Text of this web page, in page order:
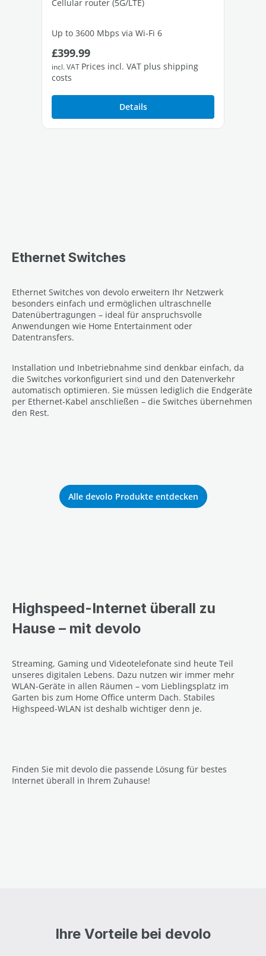
Cellular router (5G/LTE)
Up to 3600 Mbps via Wi-Fi 6
Insert a SIM card and start surfing
Regular price:
£399.99
incl. VAT Prices incl. VAT plus shipping
costs
Details
Ethernet Switches
Ethernet Switches von devolo erweitern Ihr Netzwerk
besonders einfach und ermöglichen ultraschnelle
Datenübertragungen – ideal für anspruchsvolle
Anwendungen wie Home Entertainment oder
Datentransfers.
Installation und Inbetriebnahme sind denkbar einfach, da
die Switches vorkonfiguriert sind und den Datenverkehr
automatisch optimieren. Sie müssen lediglich die Endgeräte
per Ethernet-Kabel anschließen – die Switches übernehmen
den Rest.
Alle devolo Produkte entdecken
Highspeed-Internet überall zu
Hause – mit devolo
Streaming, Gaming und Videotelefonate sind heute Teil
unseres digitalen Lebens. Dazu nutzen wir immer mehr
WLAN-Geräte in allen Räumen – vom Lieblingsplatz im
Garten bis zum Home Office unterm Dach. Stabiles
Highspeed-WLAN ist deshalb wichtiger denn je.
Finden Sie mit devolo die passende Lösung für bestes
Internet überall in Ihrem Zuhause!
Ihre Vorteile bei devolo